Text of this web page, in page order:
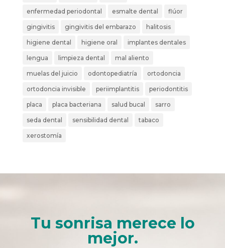
enfermedad periodontal esmalte dental flúor
gingivitis gingivitis del embarazo halitosis
higiene dental higiene oral implantes dentales
lengua limpieza dental mal aliento
muelas del juicio odontopediatría ortodoncia
ortodoncia invisible periimplantitis periodontitis
placa placa bacteriana salud bucal sarro
seda dental sensibilidad dental tabaco
xerostomía
Tu sonrisa merece lo
mejor.